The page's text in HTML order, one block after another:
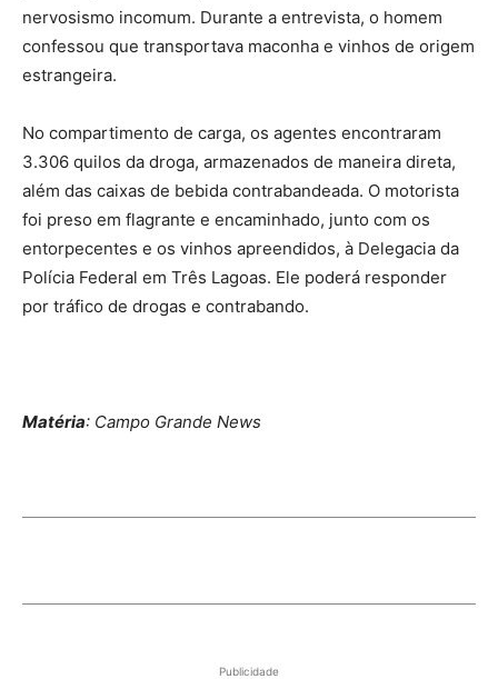
nervosismo incomum. Durante a entrevista, o homem
confessou que transportava maconha e vinhos de origem
estrangeira.
No compartimento de carga, os agentes encontraram
3.306 quilos da droga, armazenados de maneira direta,
além das caixas de bebida contrabandeada. O motorista
foi preso em flagrante e encaminhado, junto com os
entorpecentes e os vinhos apreendidos, à Delegacia da
Polícia Federal em Três Lagoas. Ele poderá responder
por tráfico de drogas e contrabando.
Matéria: Campo Grande News
Publicidade